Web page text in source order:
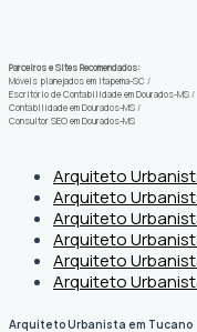
Parceiros e Sites Recomendados:
Móveis planejados em Itapema-SC /
Escritório de Contabilidade em Dourados-MS /
Contabilidade em Dourados-MS /
Consultor SEO em Dourados-MS
Arquiteto
Arquiteto
Arquiteto
Arquiteto
Arquiteto
Arquiteto
Arquiteto Urbanista em Tucano